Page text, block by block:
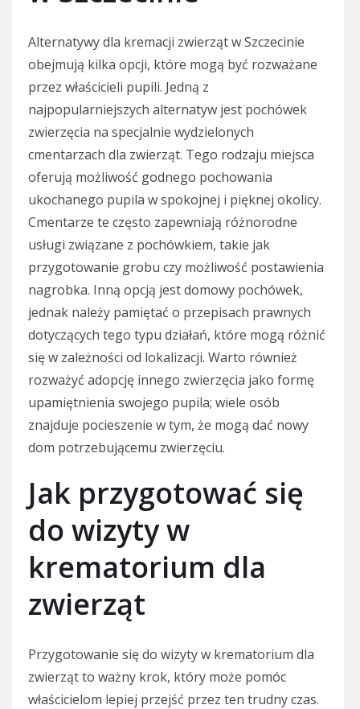
Alternatywy dla kremacji zwierząt w Szczecinie
obejmują kilka opcji, które mogą być rozważane
przez właścicieli pupili. Jedną z
najpopularniejszych alternatyw jest pochówek
zwierzęcia na specjalnie wydzielonych
cmentarzach dla zwierząt. Tego rodzaju miejsca
oferują możliwość godnego pochowania
ukochanego pupila w spokojnej i pięknej okolicy.
Cmentarze te często zapewniają różnorodne
usługi związane z pochówkiem, takie jak
przygotowanie grobu czy możliwość postawienia
nagrobka. Inną opcją jest domowy pochówek,
jednak należy pamiętać o przepisach prawnych
dotyczących tego typu działań, które mogą różnić
się w zależności od lokalizacji. Warto również
rozważyć adopcję innego zwierzęcia jako formę
upamiętnienia swojego pupila; wiele osób
znajduje pocieszenie w tym, że mogą dać nowy
dom potrzebującemu zwierzęciu.
Jak przygotować się
do wizyty w
krematorium dla
zwierząt
Przygotowanie się do wizyty w krematorium dla
zwierząt to ważny krok, który może pomóc
właścicielom lepiej przejść przez ten trudny czas.